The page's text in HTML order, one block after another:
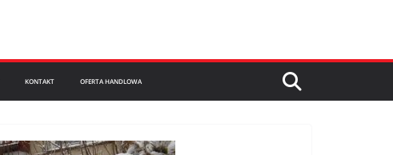
KONTAKT OFERTA HANDLOWA